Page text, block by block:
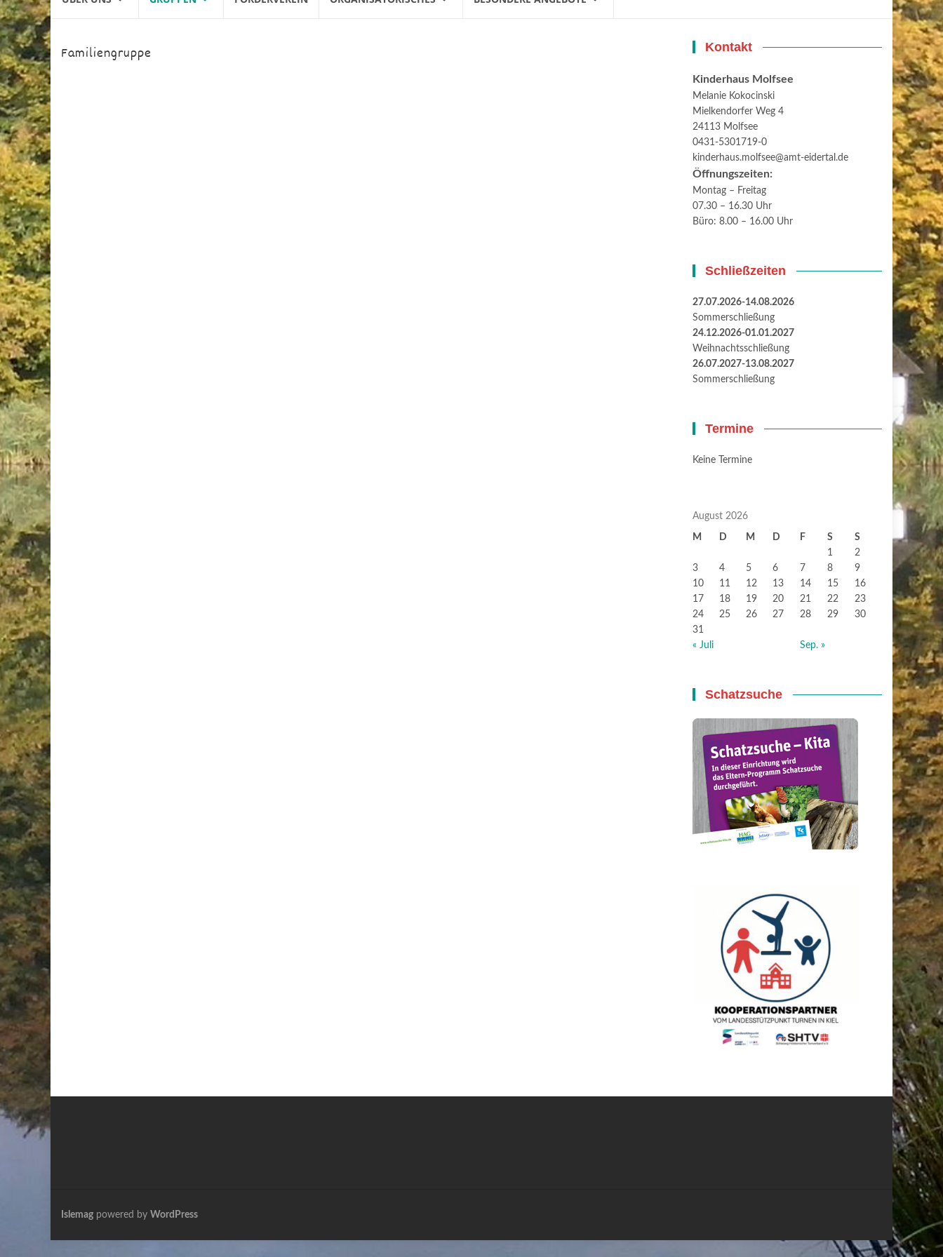
Familiengruppe Kontakt
Kinderhaus Molfsee
Melanie Kokocinski
Mielkendorfer Weg 4
24113 Molfsee
0431-5301719-0
kinderhaus.molfsee@amt-eidertal.de
Öffnungszeiten:
Montag – Freitag
07.30 – 16.30 Uhr
Büro: 8.00 – 16.00 Uhr
Schließzeiten
27.07.2026-14.08.2026
Sommerschließung
24.12.2026-01.01.2027
Weihnachtsschließung
26.07.2027-13.08.2027
Sommerschließung
Termine
Keine Termine
August 2026
M D M D F S
S
1
2
3
4 5 6 7 8
9
10
11 12 13 14 15
16
17
18 19 20 21 22
23
24
25 26 27 28 29
30
31
« Juli
Sep. »
Schatzsuche
Islemag powered by WordPress